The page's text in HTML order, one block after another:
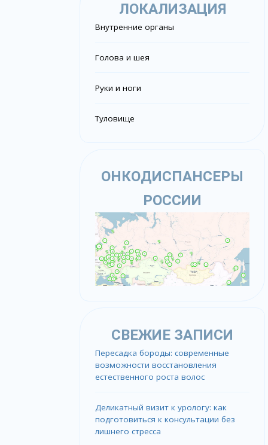
ЛОКАЛИЗАЦИЯ
Внутренние органы
Голова и шея
Руки и ноги
Туловище
ОНКОДИСПАНСЕРЫ
РОССИИ
СВЕЖИЕ ЗАПИСИ
Пересадка бороды: современные
возможности восстановления
естественного роста волос
Деликатный визит к урологу: как
подготовиться к консультации без
лишнего стресса